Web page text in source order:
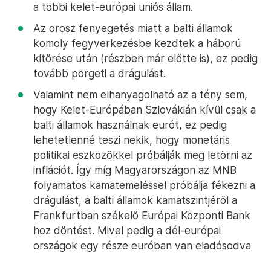
a többi kelet-európai uniós állam.
Az orosz fenyegetés miatt a balti államok
komoly fegyverkezésbe kezdtek a háború
kitörése után (részben már előtte is), ez pedig
tovább pörgeti a drágulást.
Valamint nem elhanyagolható az a tény sem,
hogy Kelet-Európában Szlovákián kívül csak a
balti államok használnak eurót, ez pedig
lehetetlenné teszi nekik, hogy monetáris
politikai eszközökkel próbálják meg letörni az
inflációt. Így míg Magyarországon az MNB
folyamatos kamatemeléssel próbálja fékezni a
drágulást, a balti államok kamatszintjéről a
Frankfurtban székelő Európai Központi Bank
hoz döntést. Mivel pedig a dél-európai
országok egy része euróban van eladósodva